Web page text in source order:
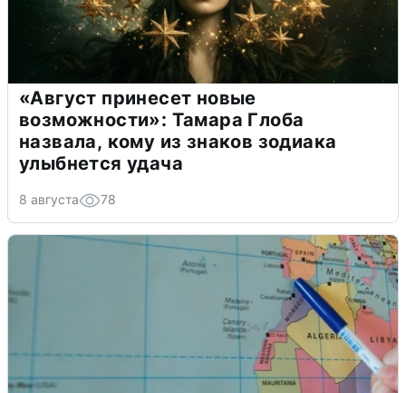
«Август принесет новые
возможности»: Тамара Глоба
назвала, кому из знаков зодиака
улыбнется удача
8 августа 78